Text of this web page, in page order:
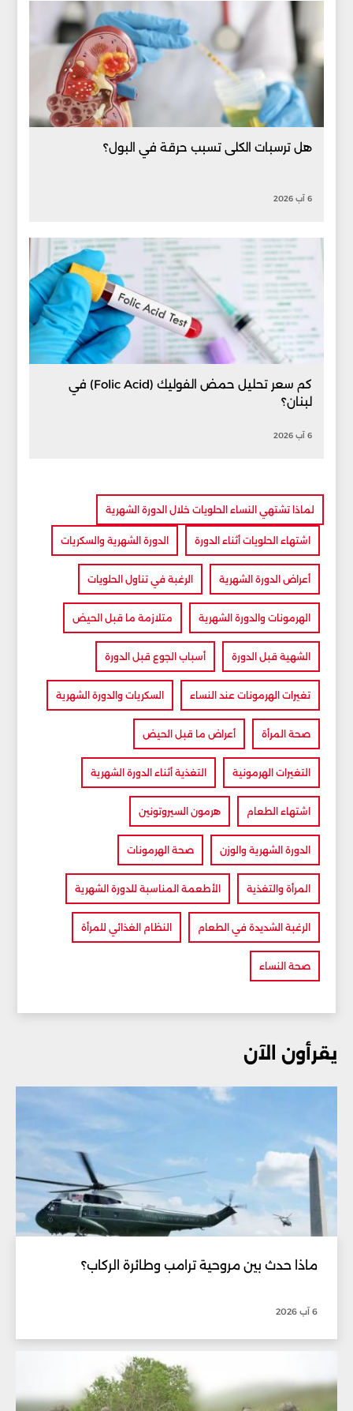
هل ترسبات الكلى تسبب حرقة في البول؟
6 آب 2026
كم سعر تحليل حمض الفوليك (Folic Acid) في
لبنان؟
6 آب 2026
لماذا تشتهي النساء الحلويات خلال الدورة الشهرية
اشتهاء الحلويات أثناء الدورة الدورة الشهرية والسكريات
أعراض الدورة الشهرية الرغبة في تناول الحلويات
الهرمونات والدورة الشهرية متلازمة ما قبل الحيض
الشهية قبل الدورة أسباب الجوع قبل الدورة
تغيرات الهرمونات عند النساء السكريات والدورة الشهرية
صحة المرأة أعراض ما قبل الحيض
التغيرات الهرمونية التغذية أثناء الدورة الشهرية
اشتهاء الطعام هرمون السيروتونين
الدورة الشهرية والوزن صحة الهرمونات
المرأة والتغذية الأطعمة المناسبة للدورة الشهرية
الرغبة الشديدة في الطعام النظام الغذائي للمرأة
صحة النساء
يقرأون الآن
ماذا حدث بين مروحية ترامب وطائرة الركاب؟
6 آب 2026